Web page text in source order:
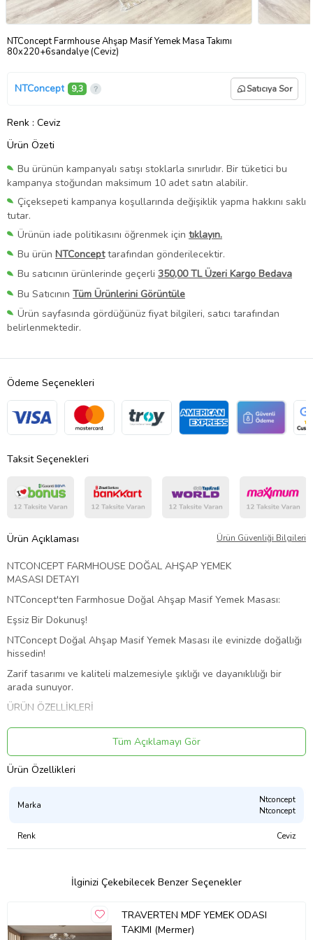
NTConcept Farmhouse Ahşap Masif Yemek Masa Takımı
80x220+6sandalye (Ceviz)
NTConcept 9,3 Satıcıya Sor
Renk : Ceviz
Ürün Özeti
Bu ürünün kampanyalı satışı stoklarla sınırlıdır. Bir tüketici bu
kampanya stoğundan maksimum 10 adet satın alabilir.
Çiçeksepeti kampanya koşullarında değişiklik yapma hakkını saklı
tutar.
Ürünün iade politikasını öğrenmek için tıklayın.
Bu ürün NTConcepttarafından gönderilecektir.
Bu satıcının ürünlerinde geçerli 350,00 TL Üzeri Kargo Bedava
Bu Satıcının Tüm Ürünlerini Görüntüle
Ürün sayfasında gördüğünüz fiyat bilgileri, satıcı tarafından
belirlenmektedir.
Ödeme Seçenekleri
Taksit Seçenekleri
Ürün Açıklaması Ürün Güvenliği Bilgileri
NTCONCEPT FARMHOUSE DOĞAL AHŞAP YEMEK
MASASI DETAYI
NTConcept'ten Farmhosue Doğal Ahşap Masif Yemek Masası:
Eşsiz Bir Dokunuş!
NTConcept Doğal Ahşap Masif Yemek Masası ile evinizde doğallığı
hissedin!
Zarif tasarımı ve kaliteli malzemesiyle şıklığı ve dayanıklılığı bir
arada sunuyor.
ÜRÜN ÖZELLİKLERİ
-Ahşap kısımlarda su bazlı boya ve naturel sert trafik cila
kullanılmıştır. Su ve asitbazlı kimyasal maddelerden kolay
etkilenmemektedir.
-Tüm ürünlerimiz ileride çatlama ,küflenme, bakteri oluşumu ve
emprenye edilmektedir.
ısıya maruz bırakılarak mukavemeti yüksek, ileride oluşabilecek
çatlama ve benzeri deformasyonlara karşı ısıl işlemden
orjinli köknar ağacıdır.
-Ahşap tüm kısımlar konvansiyonel fırınlarda kurutma işleminden
Tüm Açıklamayı Gör
Ürün Özellikleri
Marka
Ntconcept
Ntconcept
Renk Ceviz
İlginizi Çekebilecek Benzer Seçenekler
TRAVERTEN MDF YEMEK ODASI
TAKIMI (Mermer)